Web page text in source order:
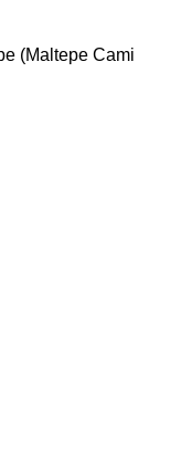
(Maltepe Cami